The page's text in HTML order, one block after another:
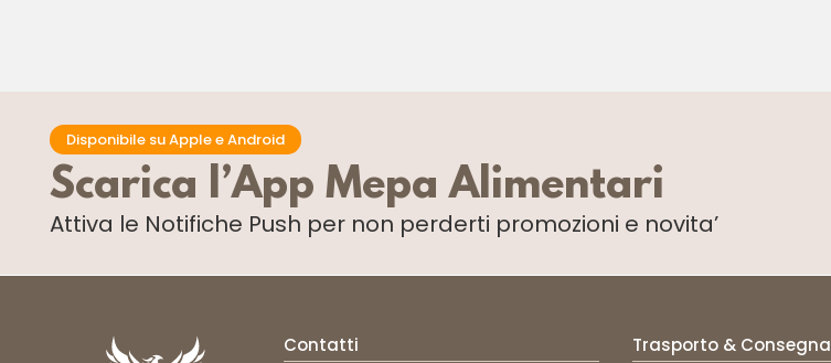
Disponibile su Apple e Android
Scarica l’App Mepa Alimentari
Attiva le Notifiche Push per non perderti promozioni e novita’
Contatti Trasporto & Consegna